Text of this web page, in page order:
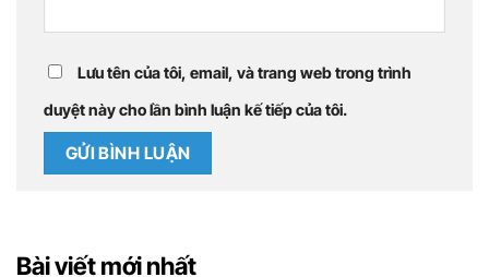
Lưu tên của tôi, email, và trang web trong trình
duyệt này cho lần bình luận kế tiếp của tôi.
Bài viết mới nhất